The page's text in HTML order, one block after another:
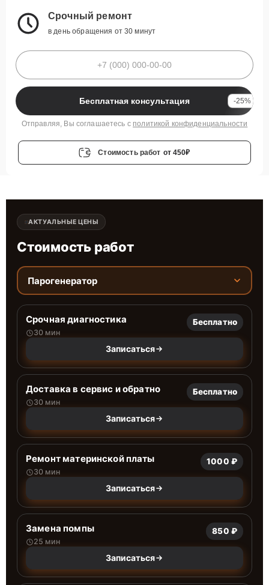
Срочный ремонт
в день обращения от 30 минут
Бесплатная консультация -25%
Отправляя, Вы соглашаетесь с политикой конфиденциальности
Стоимость работ от 450₽
АКТУАЛЬНЫЕ ЦЕНЫ
Стоимость работ
Парогенератор
Срочная диагностика
30 мин
Бесплатно
Записаться
Доставка в сервис и обратно
30 мин
Бесплатно
Записаться
Ремонт материнской платы
30 мин
1000 ₽
Записаться
Замена помпы
25 мин
850 ₽
Записаться